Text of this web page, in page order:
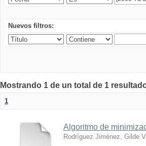
Nuevos filtros:
Mostrando 1 de un total de 1
1
Algoritmo de
Rodríguez Jiménez, Gilde